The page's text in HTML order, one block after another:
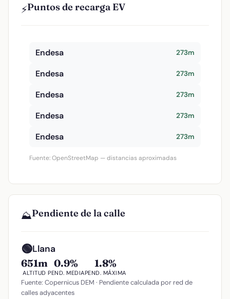
⚡Puntos de recarga EV
Endesa 273m
Endesa 273m
Endesa 273m
Endesa 273m
Endesa 273m
Fuente: OpenStreetMap — distancias aproximadas
⛰️Pendiente de la calle
🟢Llana
651m
ALTITUD
0.9%
PEND. MEDIA
1.8%
PEND. MÁXIMA
Fuente: Copernicus DEM · Pendiente calculada por red de
calles adyacentes